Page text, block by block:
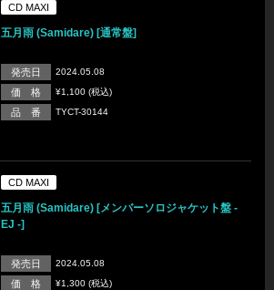
CD MAXI
五月雨 (Samidare) [通常盤]
発売日 2024.05.08
価 格 ¥1,100 (税込)
品 番 TYCT-30144
CD MAXI
五月雨 (Samidare) [メンバーソロジャケット盤 -
EJ -]
発売日 2024.05.08
価 格 ¥1,300 (税込)